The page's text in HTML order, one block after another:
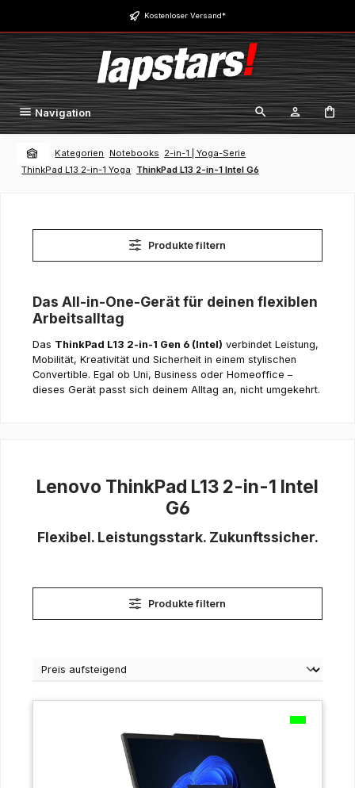
Zum Hauptinhalt springen Kostenloser Versand*
Navigation
Kategorien Notebooks 2-in-1 | Yoga-Serie
ThinkPad L13 2-in-1 Yoga
ThinkPad L13 2-in-1 Intel G6
Produkte filtern
Das All-in-One-Gerät für deinen flexiblen
Arbeitsalltag
Das ThinkPad L13 2-in-1 Gen 6 (Intel) verbindet Leistung,
Mobilität, Kreativität und Sicherheit in einem stylischen
Convertible. Egal ob Uni, Business oder Homeoffice –
dieses Gerät passt sich deinem Alltag an, nicht umgekehrt.
Lenovo ThinkPad L13 2-in-1 Intel
G6
Flexibel. Leistungsstark. Zukunftssicher.
Produkte filtern